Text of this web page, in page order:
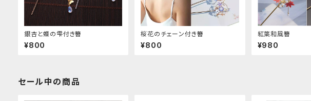
銀杏と蝶の雫付き簪
¥800
桜花のチェーン付き簪
¥800
紅葉和風簪
¥980
セール中の商品